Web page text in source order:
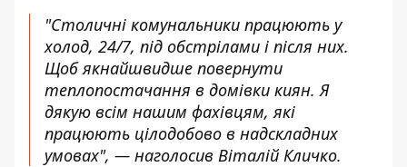
"Столичні комунальники працюють у
холод, 24/7, під обстрілами і після них.
Щоб якнайшвидше повернути
теплопостачання в домівки киян. Я
дякую всім нашим фахівцям, які
працюють цілодобово в надскладних
умовах", — наголосив Віталій Кличко.